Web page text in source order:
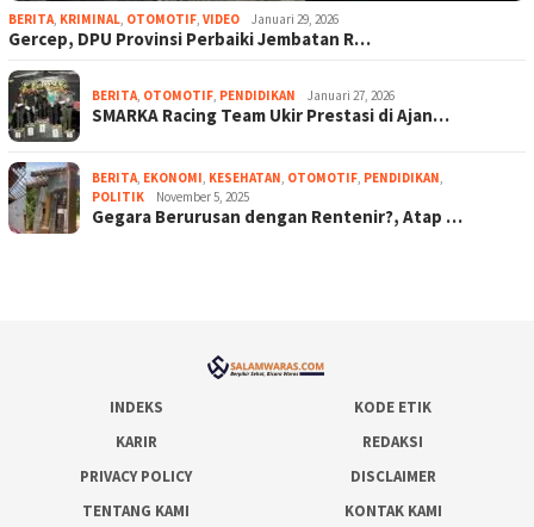
BERITA KRIMINAL OTOMOTIF VIDEO Januari 29, 2026
Gercep, DPU Provinsi Perbaiki Jembatan R…
BERITA OTOMOTIF PENDIDIKAN Januari 27, 2026
SMARKA Racing Team Ukir Prestasi di Ajan…
BERITA EKONOMI KESEHATAN OTOMOTIF PENDIDIKAN
POLITIK
November 5, 2025
Gegara Berurusan dengan Rentenir?, Atap …
INDEKS
KODE ETIK
KARIR
REDAKSI
PRIVACY POLICY
DISCLAIMER
TENTANG KAMI
KONTAK KAMI